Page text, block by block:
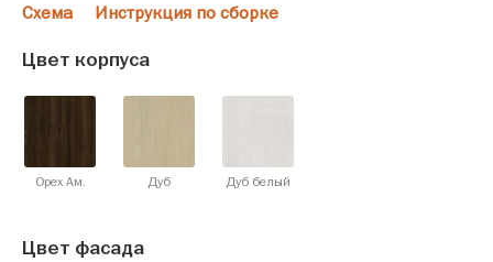
Схема Инструкция по сборке
Цвет корпуса
Орех Ам. Дуб Дуб белый
Цвет фасада